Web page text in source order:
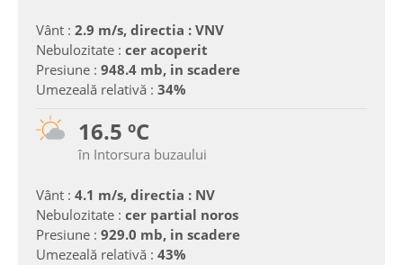
Vânt : 2.9 m/s, directia : VNV
Nebulozitate : cer acoperit
Presiune : 948.4 mb, in scadere
Umezeală relativă : 34%
16.5 ºC
în Intorsura buzaului
Vânt : 4.1 m/s, directia : NV
Nebulozitate : cer partial noros
Presiune : 929.0 mb, in scadere
Umezeală relativă : 43%